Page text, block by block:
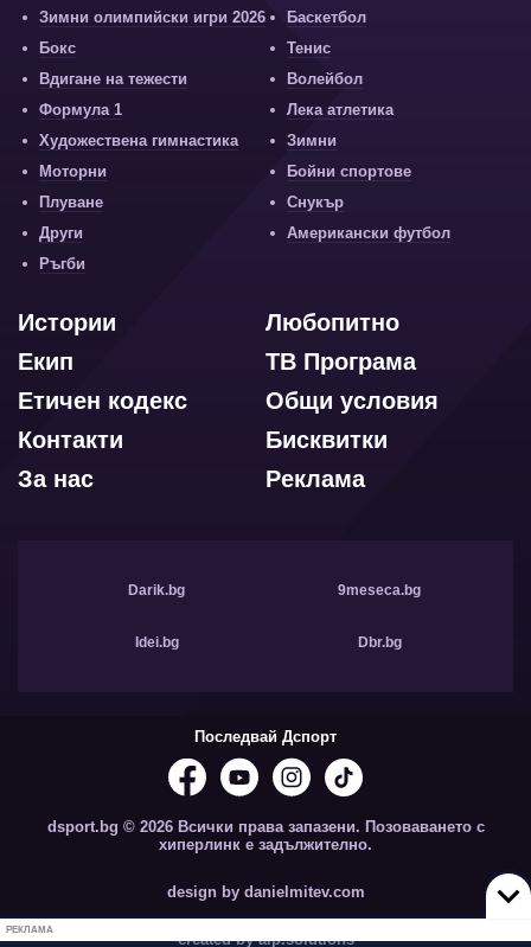
Зимни олимпийски игри 2026
Баскетбол
Бокс
Тенис
Вдигане на тежести
Волейбол
Формула 1
Лека атлетика
Художествена гимнастика
Зимни
Моторни
Бойни спортове
Плуване
Снукър
Други
Американски футбол
Ръгби
Любопитно
Истории
ТВ Програма
Екип
Общи условия
Етичен кодекс
Бисквитки
Контакти
Реклама
За нас
Darik.bg 9meseca.bg
Idei.bg Dbr.bg
Последвай Дспорт
dsport.bg © 2026 Всички права запазени. Позоваването с
хиперлинк е задължително.
design by danielmitev.com
created by aip.solutions
РЕКЛАМА